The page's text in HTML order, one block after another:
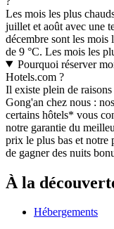
Les mois les plus
juillet et août avec une
décembre sont les mois
de 9 °C. Les mois les
Pourquoi réserver
Hotels.com ?
Il existe plein de
Gong'an chez nous :
certains hôtels* vous
notre garantie du
prix le plus bas et notre
de gagner des nuits
À la
Hébergements